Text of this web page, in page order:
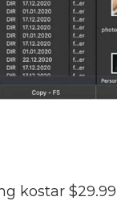
kostar $29.99